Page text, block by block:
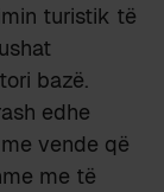
turistik të
bazë.
edhe
vende që
me të